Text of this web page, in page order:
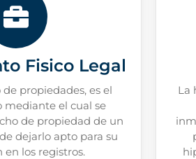
Fisico Legal
propiedades, es el
el cual se
de propiedad de un
dejarlo apto para su
en los registros.
La